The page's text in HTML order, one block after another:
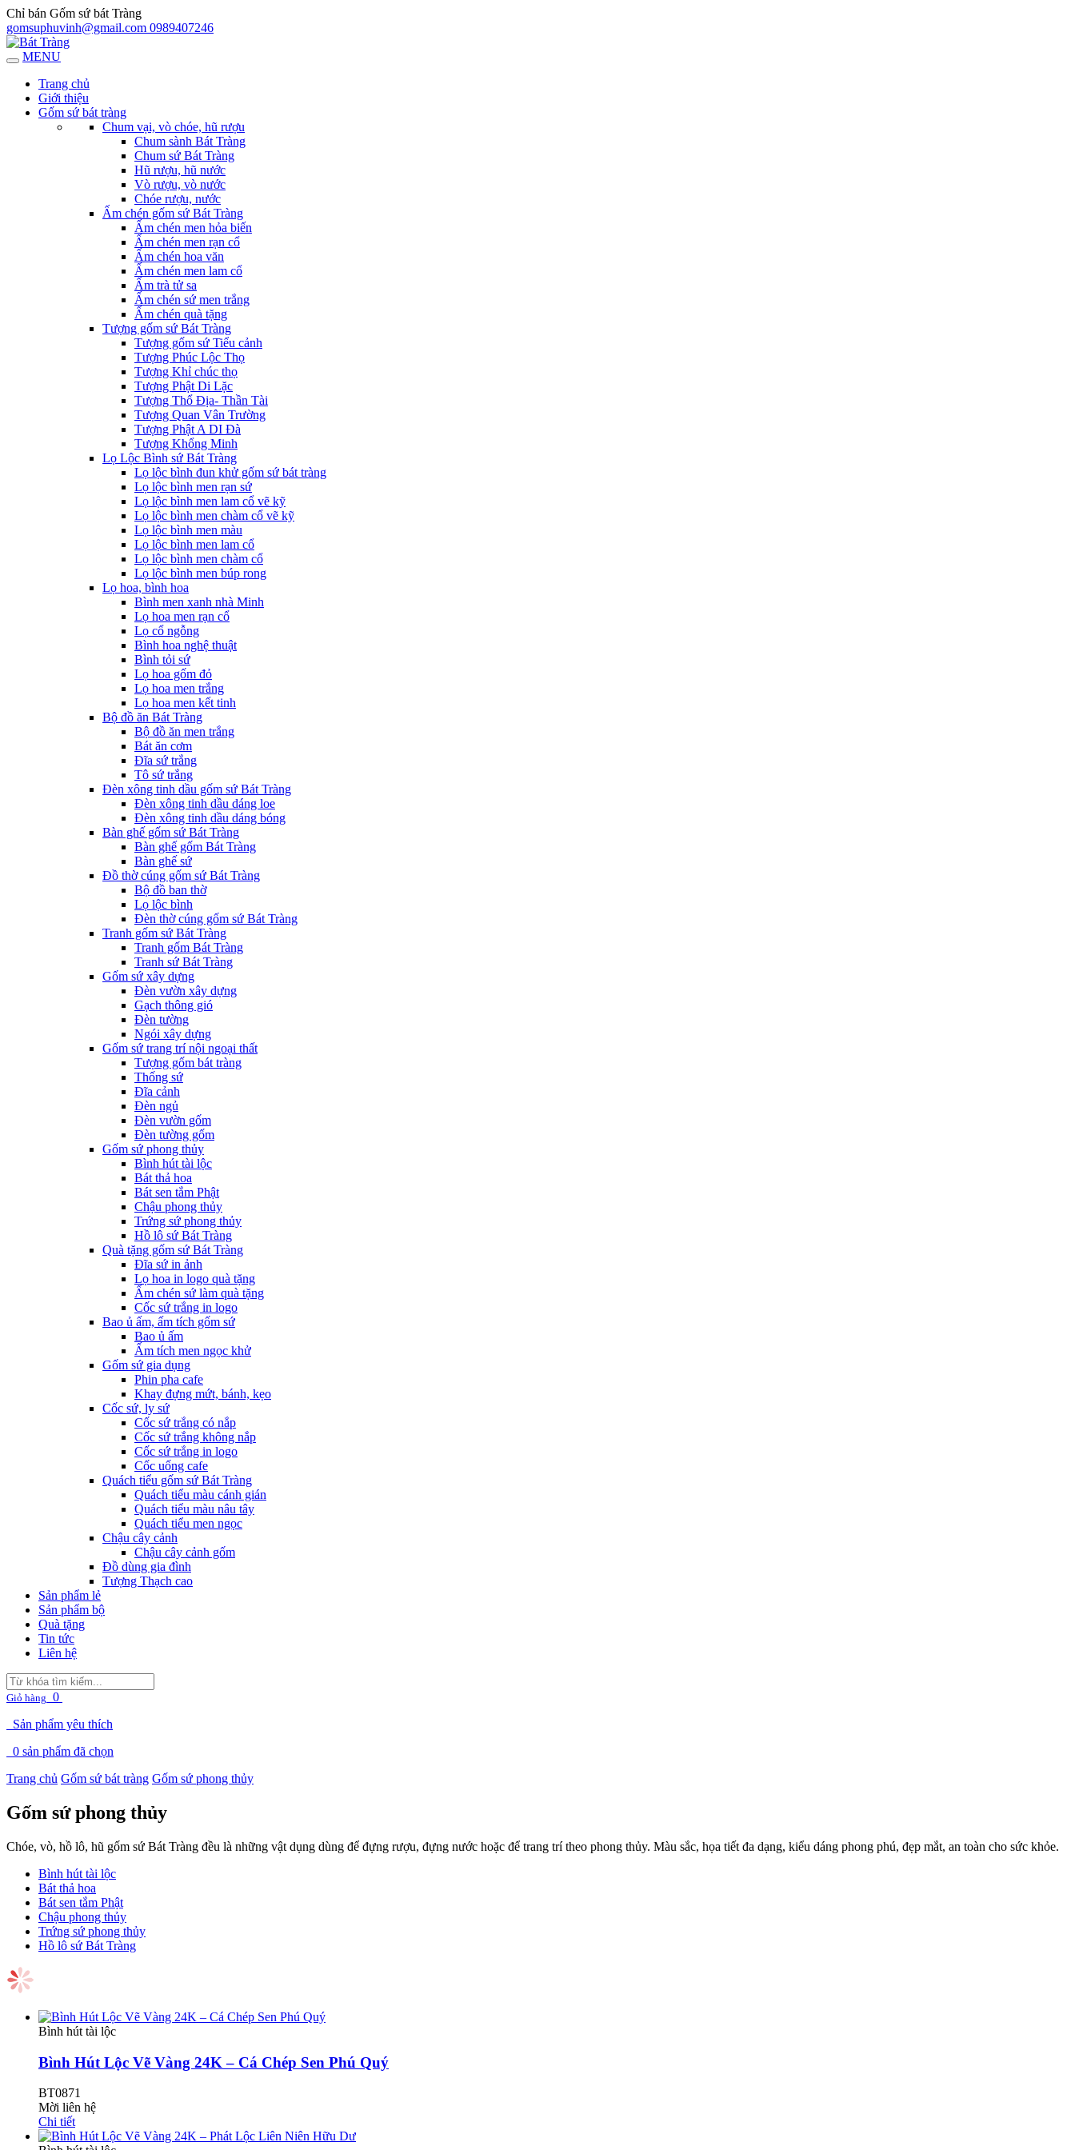
Chỉ bán Gốm sứ bát Tràng
gomsuphuvinh@gmail.com 0989407246
MENU
Trang chủ
Giới thiệu
Gốm sứ bát tràng
Chum vại, vò chóe, hũ rượu
Chum sành Bát Tràng
Chum sứ Bát Tràng
Hũ rượu, hũ nước
Vò rượu, vò nước
Chóe rượu, nước
Ấm chén gốm sứ Bát Tràng
Ấm chén men hỏa biến
Ấm chén men rạn cổ
Ấm chén hoa văn
Ấm chén men lam cổ
Ấm trà tử sa
Ấm chén sứ men trắng
Ấm chén quà tặng
Tượng gốm sứ Bát Tràng
Tượng gốm sứ Tiểu cảnh
Tượng Phúc Lộc Thọ
Tượng Khỉ chúc thọ
Tượng Phật Di Lặc
Tượng Thổ Địa- Thần Tài
Tượng Quan Vân Trường
Tượng Phật A DI Đà
Tượng Khổng Minh
Lọ Lộc Bình sứ Bát Tràng
Lọ lộc bình đun khử gốm sứ bát tràng
Lọ lộc bình men rạn sứ
Lọ lộc bình men lam cổ vẽ kỹ
Lọ lộc bình men chàm cổ vẽ kỹ
Lọ lộc bình men màu
Lọ lộc bình men lam cổ
Lọ lộc bình men chàm cổ
Lọ lộc bình men búp rong
Lọ hoa, bình hoa
Bình men xanh nhà Minh
Lọ hoa men rạn cổ
Lọ cổ ngỗng
Bình hoa nghệ thuật
Bình tỏi sứ
Lọ hoa gốm đỏ
Lọ hoa men trắng
Lọ hoa men kết tinh
Bộ đồ ăn Bát Tràng
Bộ đồ ăn men trắng
Bát ăn cơm
Đĩa sứ trắng
Tô sứ trắng
Đèn xông tinh dầu gốm sứ Bát Tràng
Đèn xông tinh dầu dáng loe
Đèn xông tinh dầu dáng bóng
Bàn ghế gốm sứ Bát Tràng
Bàn ghế gốm Bát Tràng
Bàn ghế sứ
Đồ thờ cúng gốm sứ Bát Tràng
Bộ đồ ban thờ
Lọ lộc bình
Đèn thờ cúng gốm sứ Bát Tràng
Tranh gốm sứ Bát Tràng
Tranh gốm Bát Tràng
Tranh sứ Bát Tràng
Gốm sứ xây dựng
Đèn vườn xây dựng
Gạch thông gió
Đèn tường
Ngói xây dựng
Gốm sứ trang trí nội ngoại thất
Tượng gốm bát tràng
Thống sứ
Đĩa cảnh
Đèn ngủ
Đèn vườn gốm
Đèn tường gốm
Gốm sứ phong thủy
Bình hút tài lộc
Bát thả hoa
Bát sen tắm Phật
Chậu phong thủy
Trứng sứ phong thủy
Hồ lô sứ Bát Tràng
Quà tặng gốm sứ Bát Tràng
Đĩa sứ in ảnh
Lọ hoa in logo quà tặng
Ấm chén sứ làm quà tặng
Cốc sứ trắng in logo
Bao ủ ấm, ấm tích gốm sứ
Bao ủ ấm
Ấm tích men ngọc khử
Gốm sứ gia dụng
Phin pha cafe
Khay đựng mứt, bánh, kẹo
Cốc sứ, ly sứ
Cốc sứ trắng có nắp
Cốc sứ trắng không nắp
Cốc sứ trắng in logo
Cốc uống cafe
Quách tiểu gốm sứ Bát Tràng
Quách tiểu màu cánh gián
Quách tiểu màu nâu tây
Quách tiểu men ngọc
Chậu cây cảnh
Chậu cây cảnh gốm
Đồ dùng gia đình
Tượng Thạch cao
Sản phẩm lẻ
Sản phẩm bộ
Quà tặng
Tin tức
Liên hệ
Giỏ hàng 0
Sản phẩm yêu thích
0 sản phẩm đã chọn
Trang chủ Gốm sứ bát tràng Gốm sứ phong thủy
Gốm sứ phong thủy
Chóe, vò, hồ lô, hũ gốm sứ Bát Tràng đều là những vật dụng dùng để đựng rượu, đựng nước hoặc để trang trí theo phong thủy. Màu sắc, họa tiết đa dạng, kiểu dáng phong phú, đẹp mắt, an toàn cho sức khỏe.
Bình hút tài lộc
Bát thả hoa
Bát sen tắm Phật
Chậu phong thủy
Trứng sứ phong thủy
Hồ lô sứ Bát Tràng
Bình hút tài lộc
Bình Hút Lộc Vẽ Vàng 24K – Cá Chép Sen Phú Quý
BT0871
Mời liên hệ
Chi tiết